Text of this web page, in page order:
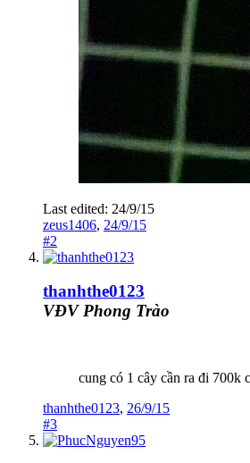
Last edited: 24/9/15
zeus1406, 24/9/15
#2
thanhthe0123
VĐV Phong Trào
cung có 1 cây cần ra đi 700k
thanhthe0123, 26/9/15
#3